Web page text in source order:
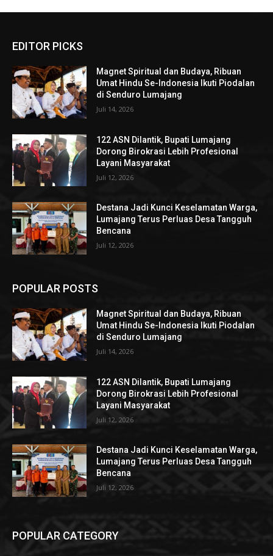
EDITOR PICKS
Magnet Spiritual dan Budaya, Ribuan
Umat Hindu Se-Indonesia Ikuti Piodalan
di Senduro Lumajang
Juli 14, 2026
122 ASN Dilantik, Bupati Lumajang
Dorong Birokrasi Lebih Profesional
Layani Masyarakat
Juli 12, 2026
Destana Jadi Kunci Keselamatan Warga,
Lumajang Terus Perluas Desa Tangguh
Bencana
Juli 12, 2026
POPULAR POSTS
Magnet Spiritual dan Budaya, Ribuan
Umat Hindu Se-Indonesia Ikuti Piodalan
di Senduro Lumajang
Juli 14, 2026
122 ASN Dilantik, Bupati Lumajang
Dorong Birokrasi Lebih Profesional
Layani Masyarakat
Juli 12, 2026
Destana Jadi Kunci Keselamatan Warga,
Lumajang Terus Perluas Desa Tangguh
Bencana
Juli 12, 2026
POPULAR CATEGORY